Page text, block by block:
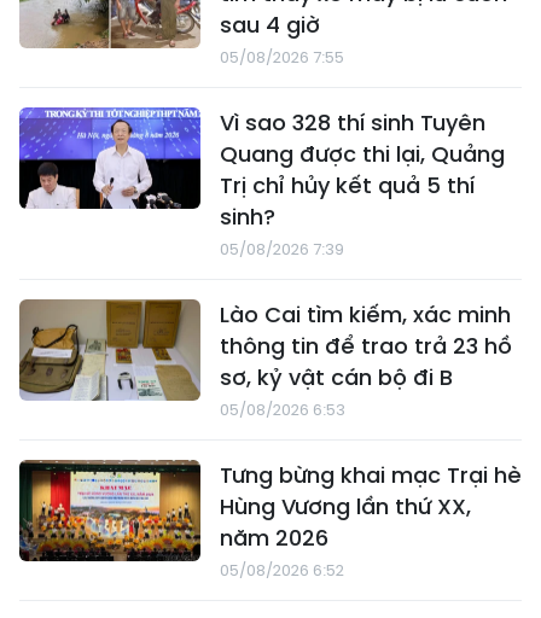
sau 4 giờ
05/08/2026 7:55
Vì sao 328 thí sinh Tuyên
Quang được thi lại, Quảng
Trị chỉ hủy kết quả 5 thí
sinh?
05/08/2026 7:39
Lào Cai tìm kiếm, xác minh
thông tin để trao trả 23 hồ
sơ, kỷ vật cán bộ đi B
05/08/2026 6:53
Tưng bừng khai mạc Trại hè
Hùng Vương lần thứ XX,
năm 2026
05/08/2026 6:52